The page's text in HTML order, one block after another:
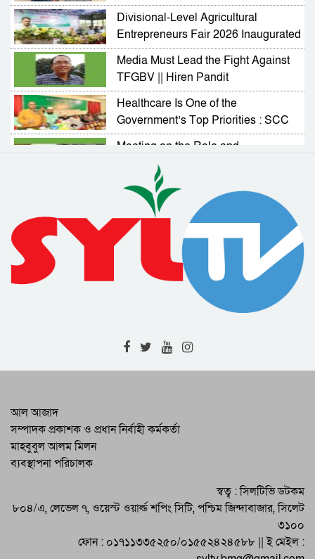
Divisional-Level Agricultural
Entrepreneurs Fair 2026 Inaugurated
in Sylhet
Media Must Lead the Fight Against
TFGBV || Hiren Pandit
Healthcare Is One of the
Government’s Top Priorities : SCC
Administrator
Meeting on the Role and
Responsibilities of NGOs in
Activating Village Courts
RAB Arrests Murder Case Accused
from Companiganj
Complaint Resolution Cell Formed
to Address Problems Faced by
Expatriates
Drainage and Road Repair Work to
Begin Soon : SCC Administrator
RAB-9 Arrests One with 7kg of
Foreign Liquor in Bishwambharpur
Raid
Eid-ul-Adha Celebrated Across
Sylhet and the Country
আল আজাদ
সম্পাদক প্রকাশক ও প্রধান নির্বাহী কর্মকর্তা
মাহবুবুল আলম মিলন
ব্যবস্থাপনা পরিচালক
স্বত্ব : সিলটিভি ডটকম
৮০৪/এ, লেভেল ৭, ওয়েস্ট ওয়ার্ল্ড শপিং সিটি, পশ্চিম জিন্দাবাজার, সিলেট
৩১০০
ফোন : ০১৭১১৩৩৫২৫০/০১৫৫২৪২৪৫৮৮ || ই মেইল :